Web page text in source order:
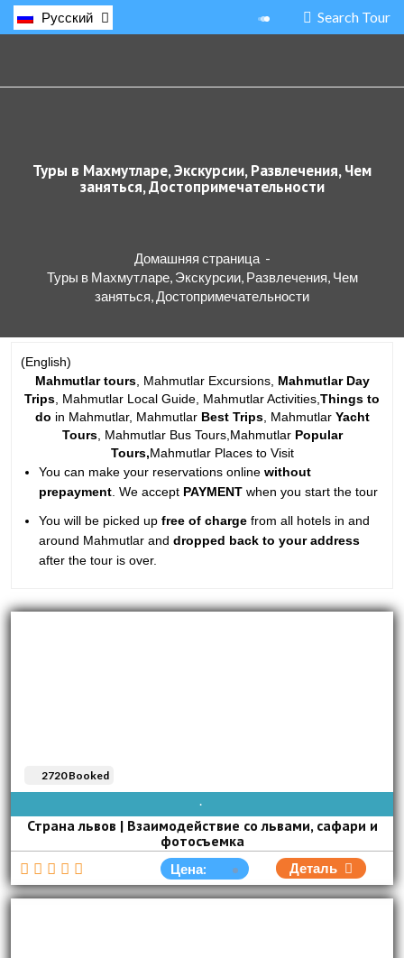
Search Tour
Русский
Туры в Махмутларе, Экскурсии, Развлечения, Чем
заняться, Достопримечательности
Домашняя страница -
Туры в Махмутларе, Экскурсии, Развлечения, Чем
заняться, Достопримечательности
(English)
Mahmutlar tours, Mahmutlar Excursions, Mahmutlar Day
Trips , Mahmutlar Local Guide, Mahmutlar Activities, Things to
do in Mahmutlar, MahmutlarBest Trips, Mahmutlar Yacht
Tours, Mahmutlar Bus Tours,Mahmutlar Popular
Tours,Mahmutlar Places to Visit
You can make your reservations online without
prepayment . We accept PAYMENT when you start the tour
You will be picked up free of charge from all hotels in and
around Mahmutlar and dropped back to your address
after the tour is over.
AVAIBLE EVERY DAY
Страна львов | Взаимодействие со львами, сафари и
фотосъемка
2720 Booked
Цена: Деталь